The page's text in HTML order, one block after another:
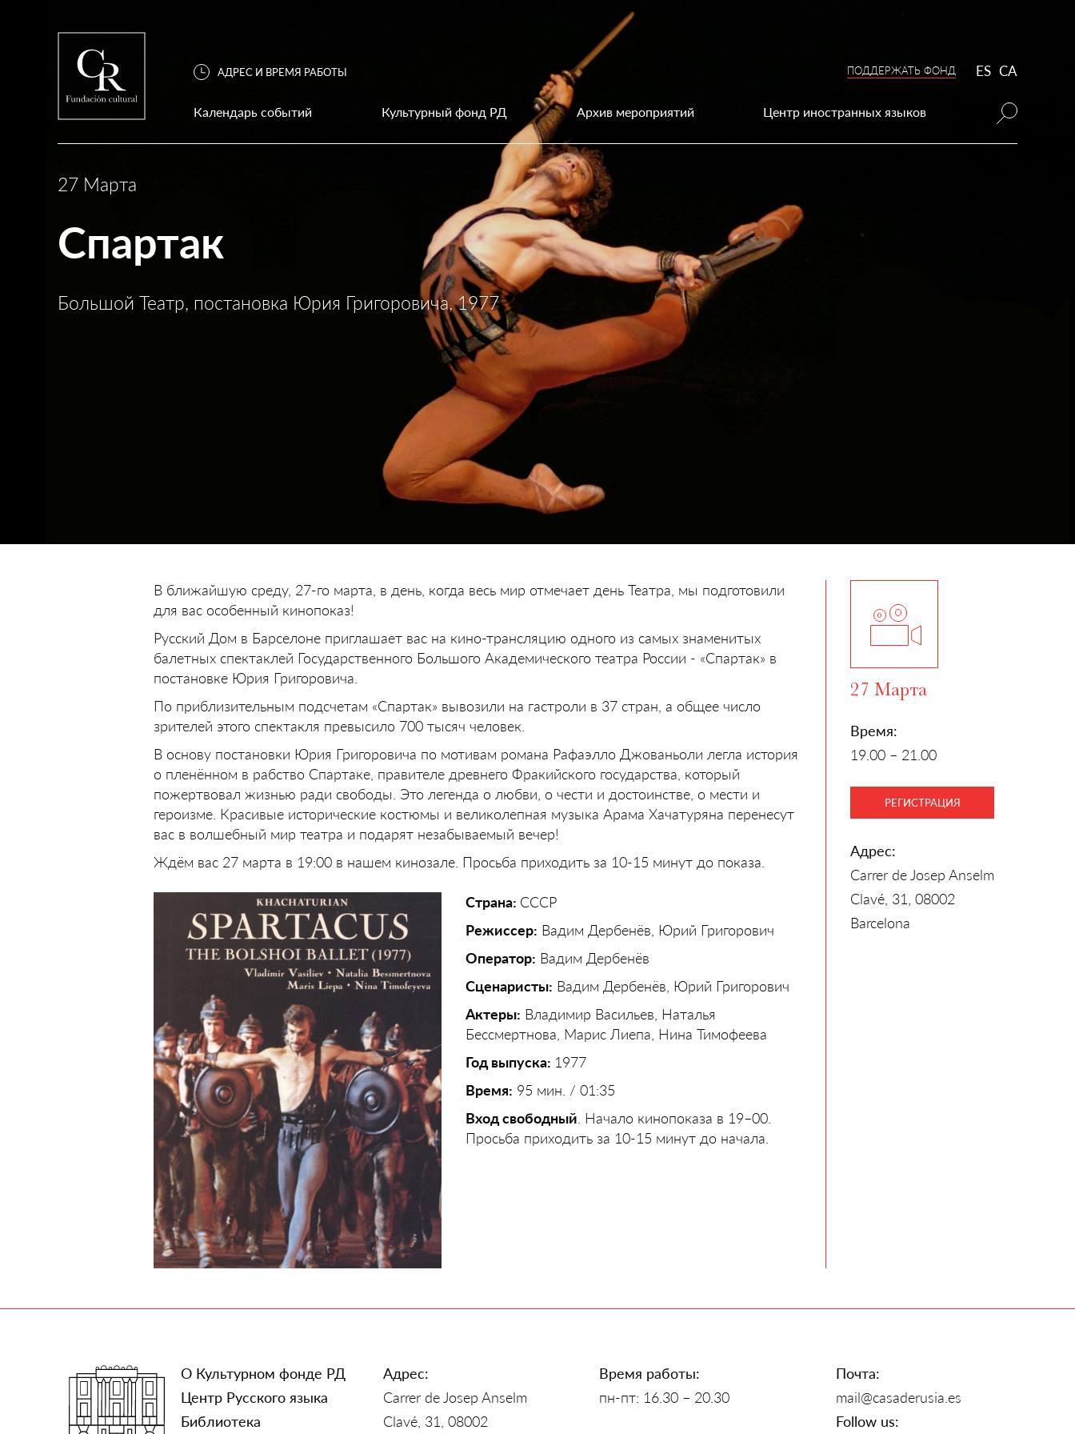
АДРЕС И ВРЕМЯ РАБОТЫ ПОДДЕРЖАТЬ ФОНД ES CA
Календарь событий Культурный фонд РД Архив мероприятий Центр иностранных языков
27 Марта
Спартак
Большой Театр, постановка Юрия Григоровича, 1977
В ближайшую среду, 27-го марта, в день, когда весь мир отмечает день Театра, мы подготовили
для вас особенный кинопоказ!
Русский Дом в Барселоне приглашает вас на кино-трансляцию одного из самых знаменитых
балетных спектаклей Государственного Большого Академического театра России - «Спартак» в
постановке Юрия Григоровича.
По приблизительным подсчетам «Спартак» вывозили на гастроли в 37 стран, а общее число
зрителей этого спектакля превысило 700 тысяч человек.
В основу постановки Юрия Григоровича по мотивам романа Рафаэлло Джованьоли легла история
о пленённом в рабство Спартаке, правителе древнего Фракийского государства, который
пожертвовал жизнью ради свободы. Это легенда о любви, о чести и достоинстве, о мести и
героизме. Красивые исторические костюмы и великолепная музыка Арама Хачатуряна перенесут
вас в волшебный мир театра и подарят незабываемый вечер!
Ждём вас 27 марта в 19:00 в нашем кинозале. Просьба приходить за 10-15 минут до показа.
Страна: СССР
Режиссер: Вадим Дербенёв, Юрий Григорович
Оператор: Вадим Дербенёв
Сценаристы: Вадим Дербенёв, Юрий Григорович
Актеры: Владимир Васильев, Наталья
Бессмертнова, Марис Лиепа, Нина Тимофеева
Год выпуска: 1977
Время: 95 мин. / 01:35
Вход свободный . Начало кинопоказа в 19–00.
Просьба приходить за 10-15 минут до начала.
27 Марта
Время:
19.00 – 21.00
РЕГИСТРАЦИЯ
Адрес:
Carrer de Josep Anselm
Clavé, 31, 08002
Barcelona
О Культурном фонде РД
Центр Русского языка
Библиотека
Адрес:
Carrer de Josep Anselm
Clavé, 31, 08002
Время работы:
пн-пт: 16.30 – 20.30
Почта:
mail@casaderusia.es
Follow us: